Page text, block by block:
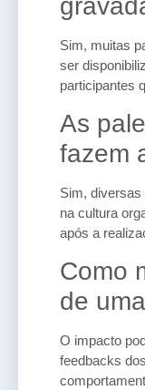
Sim, muitas
ser
participantes
As
fazem
Sim,
na cultura
após a
Como
de
O impacto
feedbacks